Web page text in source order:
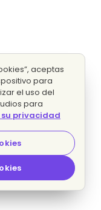
aceptas
para
el uso del
para
privacidad